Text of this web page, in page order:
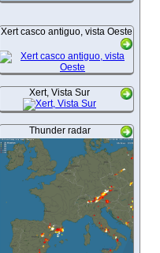
Xert casco antiguo, vista Oeste
Xert, Vista Sur
Thunder radar